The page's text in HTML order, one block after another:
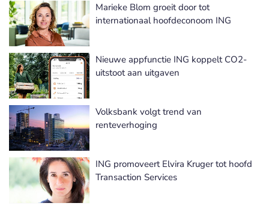
Marieke Blom groeit door tot
internationaal hoofdeconoom ING
Nieuwe appfunctie ING koppelt CO2-
uitstoot aan uitgaven
Volksbank volgt trend van
renteverhoging
ING promoveert Elvira Kruger tot hoofd
Transaction Services